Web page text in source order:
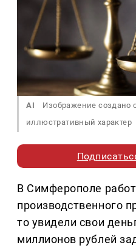
AI
Изображение
иллюстративный характер
В Симферополе
производственного
то увидели свои
миллионов рублей